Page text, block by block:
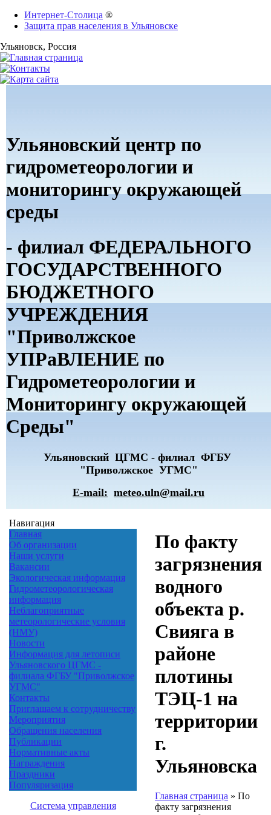
Интернет-Столица ®
Защита прав населения в Ульяновске
Ульяновск, Россия
Ульяновский центр по
гидрометеорологии и
мониторингу окружающей
среды
- филиал ФЕДЕРАЛЬНОГО
ГОСУДАРСТВЕННОГО
БЮДЖЕТНОГО
УЧРЕЖДЕНИЯ
"Приволжское
УПРаВЛЕНИЕ по
Гидрометеорологии и
Мониторингу окружающей
Среды"
Ульяновский ЦГМС - филиал ФГБУ
"Приволжское УГМС"
E-mail: meteo.uln@mail.ru
Навигация
Главная
Об организации
Наши услуги
Вакансии
Экологическая информация
Гидрометеорологическая
информация
Неблагоприятные
метеорологические условия
(НМУ)
Новости
Информация для летописи
Ульяновского ЦГМС -
филиала ФГБУ "Приволжское
УГМС"
Контакты
Приглашаем к сотрудничеству
Мероприятия
Обращения населения
Публикации
Нормативные акты
Награждения
Праздники
Популяризация
Система управления
По факту
загрязнения
водного
объекта р.
Свияга в
районе
плотины
ТЭЦ-1 на
территории
г.
Ульяновска
Главная страница » По
факту загрязнения